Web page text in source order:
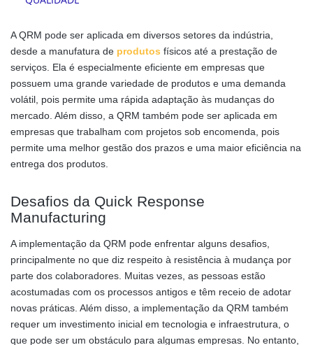
A QRM pode ser aplicada em diversos setores da indústria,
desde a manufatura de produtos físicos até a prestação de
serviços. Ela é especialmente eficiente em empresas que
possuem uma grande variedade de produtos e uma demanda
volátil, pois permite uma rápida adaptação às mudanças do
mercado. Além disso, a QRM também pode ser aplicada em
empresas que trabalham com projetos sob encomenda, pois
permite uma melhor gestão dos prazos e uma maior eficiência na
entrega dos produtos.
Desafios da Quick Response
Manufacturing
A implementação da QRM pode enfrentar alguns desafios,
principalmente no que diz respeito à resistência à mudança por
parte dos colaboradores. Muitas vezes, as pessoas estão
acostumadas com os processos antigos e têm receio de adotar
novas práticas. Além disso, a implementação da QRM também
requer um investimento inicial em tecnologia e infraestrutura, o
que pode ser um obstáculo para algumas empresas. No entanto,